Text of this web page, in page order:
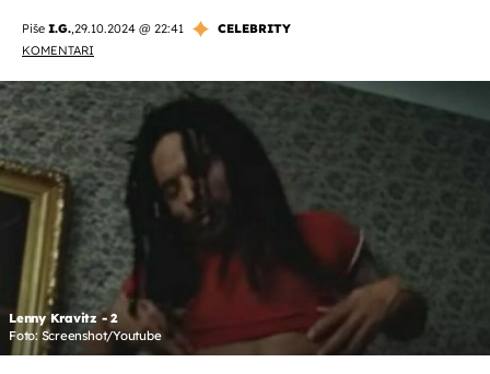
Piše I.G.,29.10.2024 @ 22:41
CELEBRITY
KOMENTARI
Lenny Kravitz - 2
Foto: Screenshot/Youtube
OMOGUĆI OBAVIJESTI